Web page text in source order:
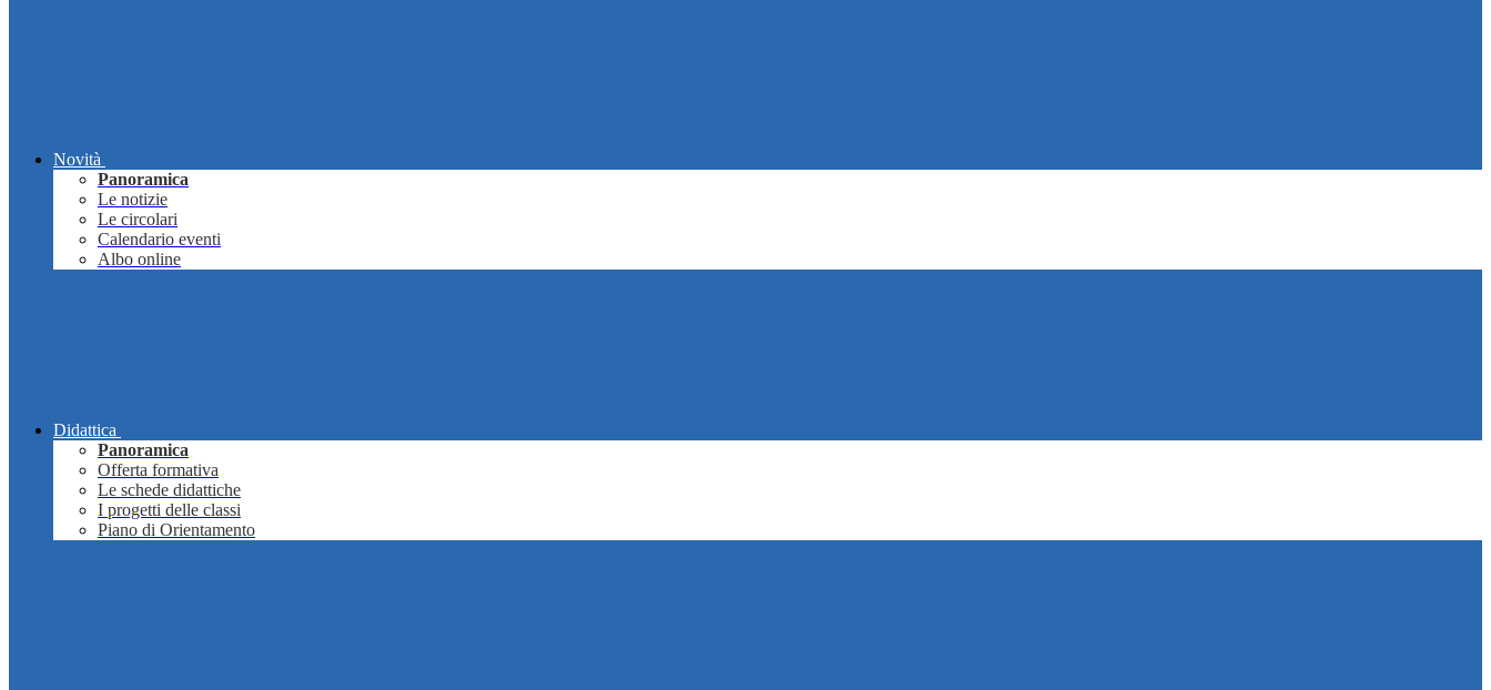
Novità
Panoramica
Le notizie
Le circolari
Calendario eventi
Albo online
Didattica
Panoramica
Offerta formativa
Le schede didattiche
I progetti delle classi
Piano di Orientamento